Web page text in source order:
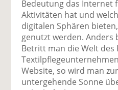
Bedeutung das Internet
Aktivitäten hat und
digitalen Sphären
genutzt werden. Anders
Betritt man die Welt des
Website, so wird man
untergehende Sonne